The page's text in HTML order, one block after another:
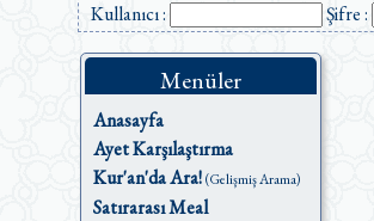
Kullanıcı : Şifre :
Menüler
Anasayfa
Ayet Karşılaştırma
Kur'an'da Ara!(Gelişmiş Arama)
Satırarası Meal